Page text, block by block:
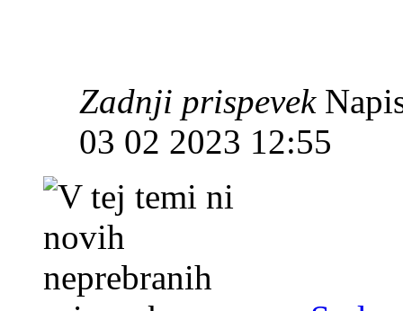
Zadnji prispevek
03 02 2023 12:55